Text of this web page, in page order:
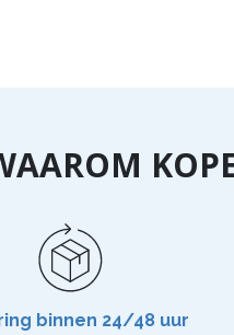
binnen 24/48 uur